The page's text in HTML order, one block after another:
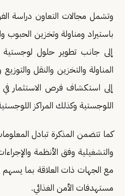
وتشمل مجالات التعاون دراسة
باستيراد ومناولة وتخزين الحبوب
إلى جانب تطوير حلول
المناولة والتخزين والنقل
إلى استكشاف فرص الاستثمار في
اللوجستية وكذلك المراكز
كما تتضمن المذكرة تبادل
والتشغيلية وفق الأنظمة
مع الجهات ذات العلاقة بما
مستهدفات الأمن الغذائي.